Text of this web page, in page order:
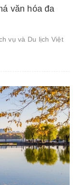
văn hóa đa
vụ và Du lịch Việt